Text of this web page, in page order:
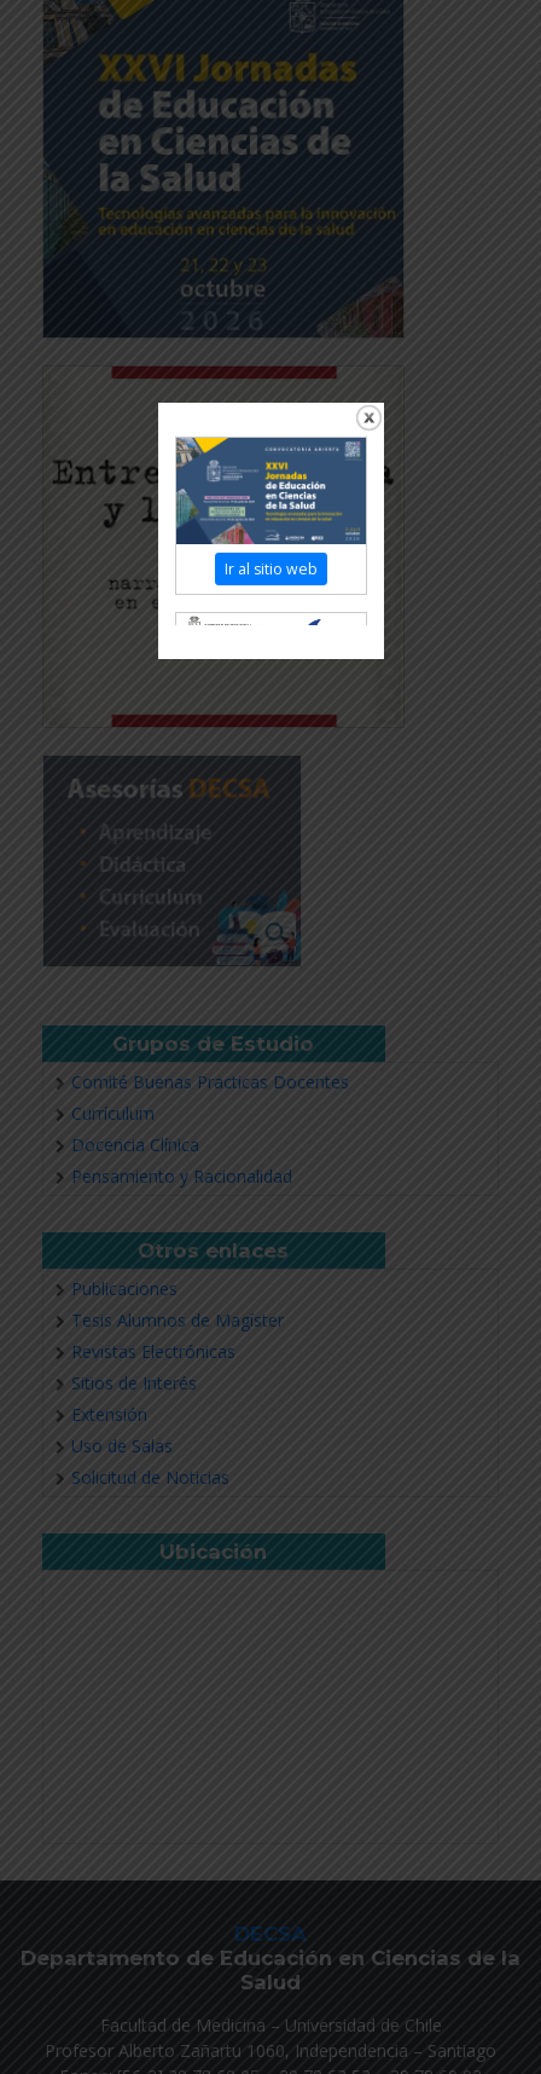
Grupos de Estudio
Comité Buenas Practicas Docentes
Currículum
Docencia Clínica
Pensamiento y Racionalidad
Otros enlaces
Publicaciones
Tesis Alumnos de Magíster
Revistas Electrónicas
Sitios de Interés
Extensión
Uso de Salas
Solicitud de Noticias
Ubicación
DECSA
Departamento de Educación en Ciencias de la
Salud
Facultad de Medicina – Universidad de Chile
Profesor Alberto Zañartu 1060, Independencia – Santiago
Ir al sitio web
Revisar más información